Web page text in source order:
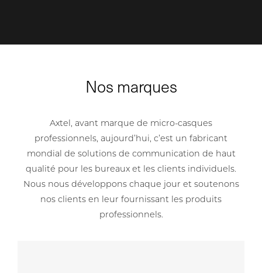
Nos marques
Axtel, avant marque de micro-casques
professionnels, aujourd’hui, c’est un fabricant
mondial de solutions de communication de haut
qualité pour les bureaux et les clients individuels.
Nous nous développons chaque jour et soutenons
nos clients en leur fournissant les produits
professionnels.